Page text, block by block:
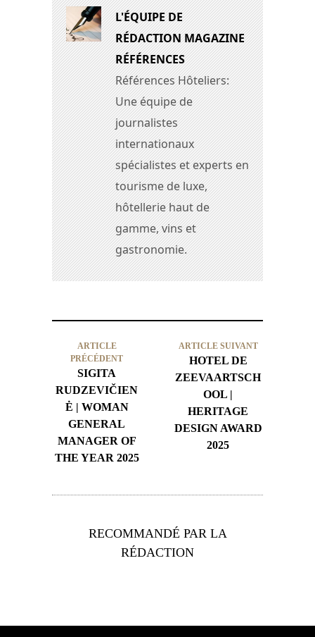
L'ÉQUIPE DE
RÉDACTION MAGAZINE
RÉFÉRENCES
Références Hôteliers:
Une équipe de
journalistes
internationaux
spécialistes et experts en
tourisme de luxe,
hôtellerie haut de
gamme, vins et
gastronomie.
ARTICLE
PRÉCÉDENT
SIGITA
RUDZEVIČIEN
Ė | WOMAN
GENERAL
MANAGER OF
THE YEAR 2025
ARTICLE SUIVANT
HOTEL DE
ZEEVAARTSCH
OOL |
HERITAGE
DESIGN AWARD
2025
RECOMMANDÉ PAR LA
RÉDACTION